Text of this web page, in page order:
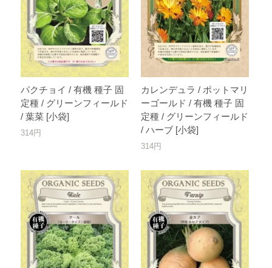
パクチョイ / 有機 種子 固
定種 / グリーンフィールド
/ 葉菜 [小袋]
314円
カレンデュラ / ポットマリ
ーゴールド / 有機 種子 固
定種 / グリーンフィールド
/ ハーブ [小袋]
314円